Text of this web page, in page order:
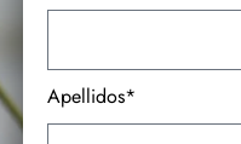
Apellidos*